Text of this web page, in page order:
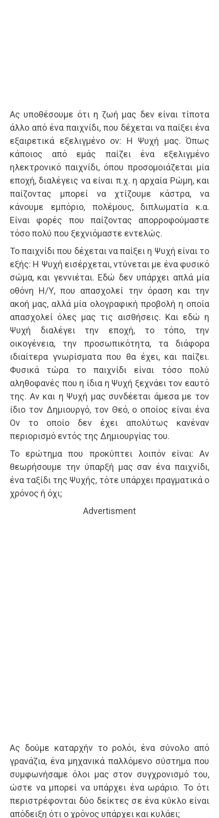
Ας υποθέσουμε ότι η ζωή μας δεν είναι τίποτα
άλλο από ένα παιχνίδι, που δέχεται να παίξει ένα
εξαιρετικά εξελιγμένο ον: Η Ψυχή μας. Όπως
κάποιος από εμάς παίζει ένα εξελιγμένο
ηλεκτρονικό παιχνίδι, όπου προσομοιάζεται μία
εποχή, διαλέγεις να είναι π.χ. η αρχαία Ρώμη, και
παίζοντας μπορεί να χτίζουμε κάστρα, να
κάνουμε εμπόριο, πολέμους, διπλωματία κ.α.
Είναι φορές που παίζοντας απορροφούμαστε
τόσο πολύ που ξεχνιόμαστε εντελώς.
Το παιχνίδι που δέχεται να παίξει η Ψυχή είναι το
εξής: Η Ψυχή εισέρχεται, ντύνεται με ένα φυσικό
σώμα, και γεννιέται. Εδώ δεν υπάρχει απλά μία
οθόνη Η/Υ, που απασχολεί την όραση και την
ακοή μας, αλλά μία ολογραφική προβολή η οποία
απασχολεί όλες μας τις αισθήσεις. Και εδώ η
Ψυχή διαλέγει την εποχή, το τόπο, την
οικογένεια, την προσωπικότητα, τα διάφορα
ιδιαίτερα γνωρίσματα που θα έχει, και παίζει.
Φυσικά τώρα το παιχνίδι είναι τόσο πολύ
αληθοφανές που η ίδια η Ψυχή ξεχνάει τον εαυτό
της. Αν και η Ψυχή μας συνδέεται άμεσα με τον
ίδιο τον Δημιουργό, τον Θεό, ο οποίος είναι ένα
Ον το οποίο δεν έχει απολύτως κανέναν
περιορισμό εντός της Δημιουργίας του.
Το ερώτημα που προκύπτει λοιπόν είναι: Αν
θεωρήσουμε την ύπαρξή μας σαν ένα παιχνίδι,
ένα ταξίδι της Ψυχής, τότε υπάρχει πραγματικά ο
χρόνος ή όχι;
Advertisment
Ας δούμε καταρχήν το ρολόι, ένα σύνολο από
γρανάζια, ένα μηχανικά παλλόμενο σύστημα που
συμφωνήσαμε όλοι μας στον συγχρονισμό του,
ώστε να μπορεί να υπάρχει ένα ωράριο. Το ότι
περιστρέφονται δύο δείκτες σε ένα κύκλο είναι
απόδειξη ότι ο χρόνος υπάρχει και κυλάει;